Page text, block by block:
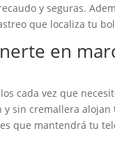
y seguras.
que localiza tu
en
cada vez que
sin cremallera
que mantendrá tu